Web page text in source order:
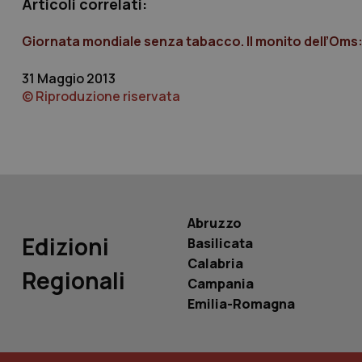
Articoli correlati:
Giornata mondiale senza tabacco. Il monito
31 Maggio 2013
© Riproduzione riservata
Edizioni
Regionali
Abruzzo
Basilicata
Calabria
Campania
Emilia-Romagna